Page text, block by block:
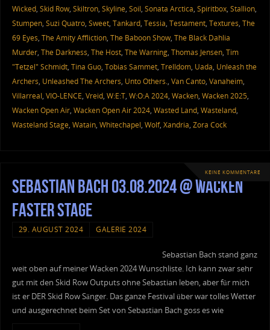
Wicked, Skid Row, Skiltron, Skyline, Soil, Sonata Arctica, Spiritbox, Stallion,
Stumpen, Suzi Quatro, Sweet, Tankard, Tessia, Testament, Textures, The
69 Eyes, The Amity Affliction, The Baboon Show, The Black Dahlia
Murder, The Darkness, The Host, The Warning, Thomas Jensen, Tim
"Tetzel" Schmidt, Tina Guo, Tobias Sammet, Trelldom, Uada, Unleash the
Archers, Unleashed The Archers, Unto Others., Van Canto, Vanaheim,
Villarreal, VIO-LENCE, Vreid, W:E:T, W:O:A 2024, Wacken, Wacken 2025,
Wacken Open Air, Wacken Open Air 2024, Wasted Land, Wasteland,
Wasteland Stage, Watain, Whitechapel, Wolf, Xandria, Zora Cock
KEINE KOMMENTARE
Sebastian Bach 03.08.2024 @ Wacken
Faster Stage
29. AUGUST 2024 GALERIE 2024
Sebastian Bach stand ganz
weit oben auf meiner Wacken 2024 Wunschliste. Ich kann zwar sehr
gut mit den Skid Row Outputs ohne Sebastian leben, aber für mich
ist er DER Skid Row Sänger. Das ganze Festival über war tolles Wetter
und ausgerechnet beim Set von Sebastian Bach goss es wie